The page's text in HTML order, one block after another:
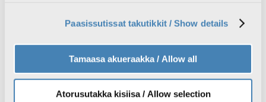
Paasissutissat takutikkit / Show details
Tamaasa akueraakka / Allow all
Atorusutakka kisiisa / Allow selection
Inuttassarsiuussat
Atuisut assiisiviat